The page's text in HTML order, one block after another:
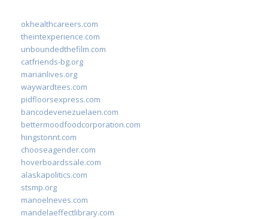
okhealthcareers.com
theintexperience.com
unboundedthefilm.com
catfriends-bg.org
marianlives.org
waywardtees.com
pidfloorsexpress.com
bancodevenezuelaen.com
bettermoodfoodcorporation.com
hingstonnt.com
chooseagender.com
hoverboardssale.com
alaskapolitics.com
stsmp.org
manoelneves.com
mandelaeffectlibrary.com